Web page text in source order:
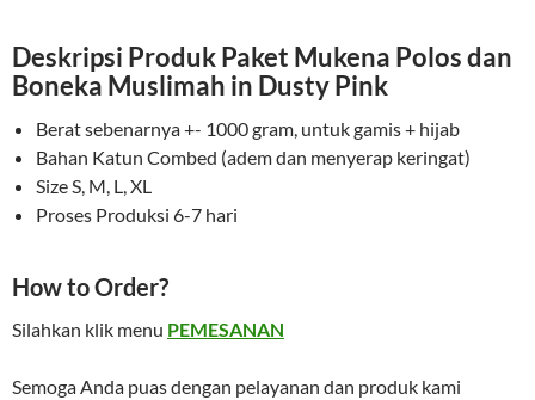
Deskripsi Produk Paket Mukena Polos dan
Boneka Muslimah in Dusty Pink
Berat sebenarnya +- 1000 gram, untuk gamis + hijab
Bahan Katun Combed (adem dan menyerap keringat)
Size S, M, L, XL
Proses Produksi 6-7 hari
How to Order?
Silahkan klik menu PEMESANAN
Semoga Anda puas dengan pelayanan dan produk kami